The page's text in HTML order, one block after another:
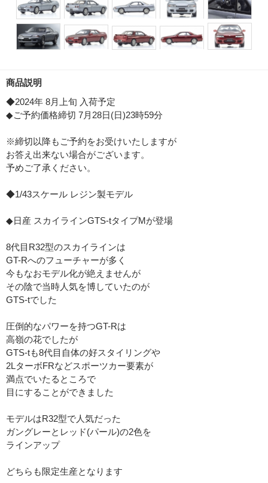
商品説明
◆2024年 8月上旬 入荷予定
◆ご予約価格締切 7月28日(日)23時59分
※締切以降もご予約をお受けいたしますが
お答え出来ない場合がございます。
予めご了承ください。
◆1/43スケール レジン製モデル
◆日産 スカイラインGTS-tタイプMが登場
8代目R32型のスカイラインは
GT-Rへのフューチャーが多く
今もなおモデル化が絶えませんが
その陰で当時人気を博していたのが
GTS-tでした
圧倒的なパワーを持つGT-Rは
高嶺の花でしたが
GTS-tも8代目自体の好スタイリングや
2LターボFRなどスポーツカー要素が
満点でいたるところで
目にすることができました
モデルはR32型で人気だった
ガングレーとレッド(パール)の2色を
ラインアップ
どちらも限定生産となります